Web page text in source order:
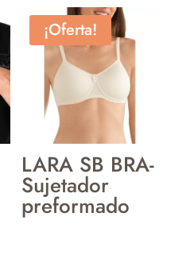
¡Oferta!
LARA SB BRA-
Sujetador
preformado